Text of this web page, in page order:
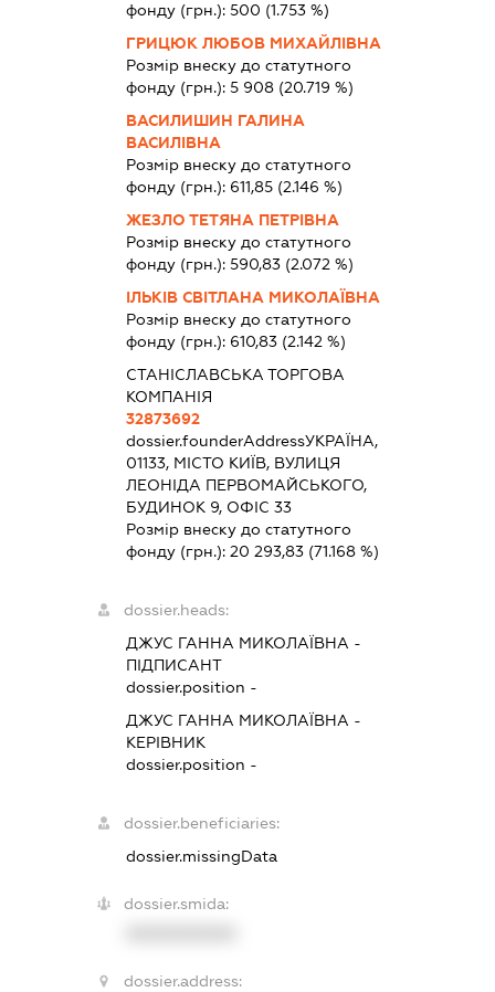
фонду (грн.):500 (1.753 %)
ГРИЦЮК ЛЮБОВ МИХАЙЛІВНА
Розмір внеску до статутного
фонду (грн.):5 908 (20.719 %)
ВАСИЛИШИН ГАЛИНА
ВАСИЛІВНА
Розмір внеску до статутного
фонду (грн.): 611,85 (2.146 %)
ЖЕЗЛО ТЕТЯНА ПЕТРІВНА
Розмір внеску до статутного
фонду (грн.):590,83 (2.072 %)
ІЛЬКІВ СВІТЛАНА МИКОЛАЇВНА
Розмір внеску до статутного
фонду (грн.): 610,83 (2.142 %)
СТАНІСЛАВСЬКА ТОРГОВА
КОМПАНІЯ
32873692
dossier.founderAddressУКРАЇНА,
01133, МІСТО КИЇВ, ВУЛИЦЯ
ЛЕОНІДА ПЕРВОМАЙСЬКОГО,
БУДИНОК 9, ОФІС 33
Розмір внеску до статутного
фонду (грн.):20 293,83 (71.168 %)
dossier.heads:
ДЖУС ГАННА МИКОЛАЇВНА -
ПІДПИСАНТ
dossier.position -
ДЖУС ГАННА МИКОЛАЇВНА -
КЕРІВНИК
dossier.position -
dossier.beneficiaries:
dossier.missingData
dossier.smida:
dossier.address: